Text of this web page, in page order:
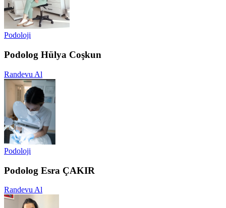
Podoloji
Podolog Hülya Coşkun
Randevu Al
Podoloji
Podolog Esra ÇAKIR
Randevu Al